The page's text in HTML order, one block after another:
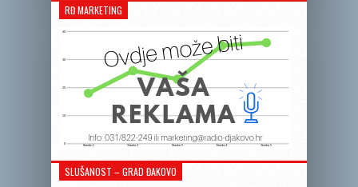
RĐ MARKETING
SLUŠANOST – GRAD ĐAKOVO